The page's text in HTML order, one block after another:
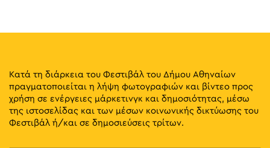
Κατά τη διάρκεια του Φεστιβάλ του Δήμου Αθηναίων
πραγματοποιείται η λήψη φωτογραφιών και βίντεο προς
χρήση σε ενέργειες μάρκετινγκ και δημοσιότητας, μέσω
της ιστοσελίδας και των μέσων κοινωνικής δικτύωσης του
Φεστιβάλ ή/και σε δημοσιεύσεις τρίτων.